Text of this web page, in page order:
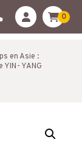
0
en Asie :
YANG